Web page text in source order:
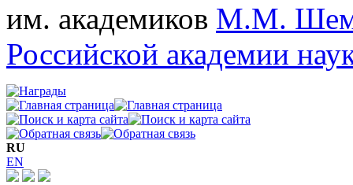
им. академиков М.М.
Российской академии
RU
EN